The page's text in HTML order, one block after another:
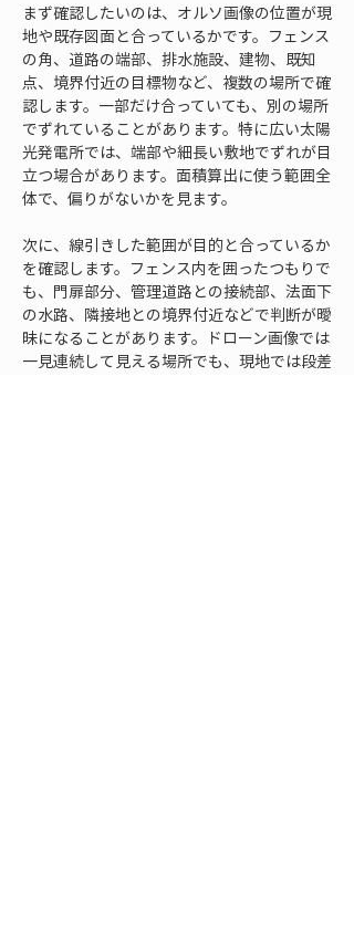
まず確認したいのは、オルソ画像の位置が現
地や既存図面と合っているかです。フェンス
の角、道路の端部、排水施設、建物、既知
点、境界付近の目標物など、複数の場所で確
認します。一部だけ合っていても、別の場所
でずれていることがあります。特に広い太陽
光発電所では、端部や細長い敷地でずれが目
立つ場合があります。面積算出に使う範囲全
体で、偏りがないかを見ます。
次に、線引きした範囲が目的と合っているか
を確認します。フェンス内を囲ったつもりで
も、門扉部分、管理道路との接続部、法面下
の水路、隣接地との境界付近などで判断が曖
昧になることがあります。ドローン画像では
一見連続して見える場所でも、現地では段差